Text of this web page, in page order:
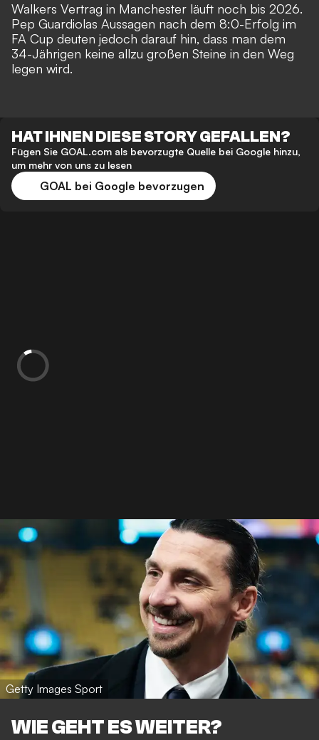
Walkers Vertrag in Manchester läuft noch bis 2026.
Pep Guardiolas Aussagen nach dem 8:0-Erfolg im
FA Cup deuten jedoch darauf hin, dass man dem
34-Jährigen keine allzu großen Steine in den Weg
legen wird.
HAT IHNEN DIESE STORY GEFALLEN?
Fügen Sie GOAL.com als bevorzugte Quelle bei Google hinzu,
um mehr von uns zu lesen
GOAL bei Google bevorzugen
Getty Images Sport
WIE GEHT ES WEITER?